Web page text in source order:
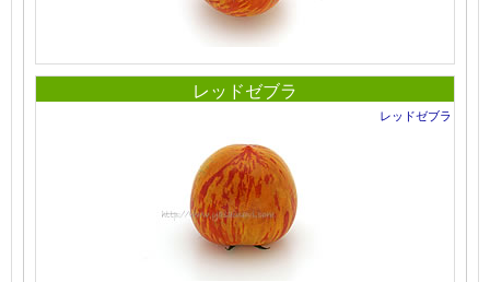
レッドゼブラ
レッドゼブラ